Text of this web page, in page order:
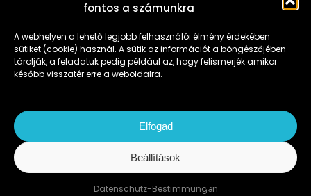
fontos a számunkra
A webhelyen a lehető legjobb felhasználói élmény érdekében
sütiket (cookie) használ. A sütik az információt a böngészőjében
tárolják, a feladatuk pedig például az, hogy felismerjék amikor
később visszatér erre a weboldalra.
Elfogad
Beállítások
Datenschutz-Bestimmungen
Ich habe es gelesen und akzeptiere es
vorbehalten! IDesign by laszlocsillik.com